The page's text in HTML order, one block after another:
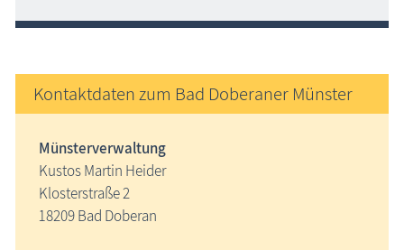
Kontaktdaten zum Bad Doberaner Münster
Münsterverwaltung
Kustos Martin Heider
Klosterstraße 2
18209 Bad Doberan